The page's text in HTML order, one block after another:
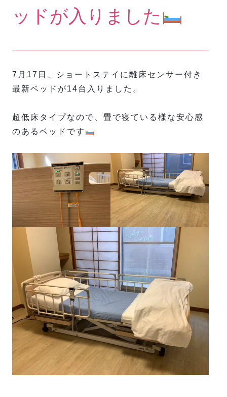
ッドが入りました
7月17日、ショートステイに離床センサー付き
最新ベッドが14台入りました。
超低床タイプなので、畳で寝ている様な安心感
のあるベッドです